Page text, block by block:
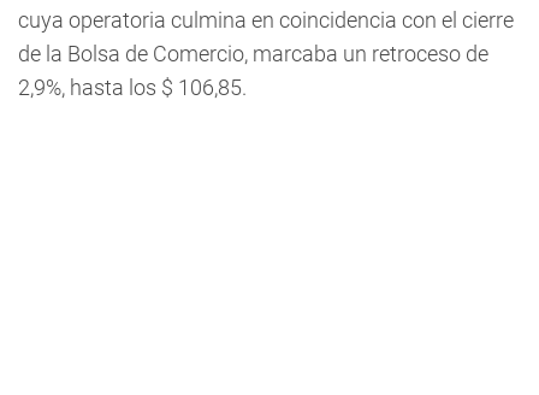
cuya operatoria culmina en coincidencia con el cierre
de la Bolsa de Comercio, marcaba un retroceso de
2,9%, hasta los $ 106,85.